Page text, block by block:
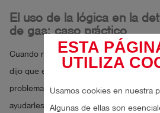
ESTA
UTILIZA
Usamos cookies en nuestra
Algunas de ellas son
El uso de la lógica en la
de gas: caso práctico
Cuando nos despedimos, un ingeniero
dijo que en ese momento tenían una
problemas unas dos semanas y si
ayudarles.